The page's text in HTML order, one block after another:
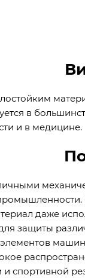
в
и в медицине.
даже
защиты
элементов
и спортивной